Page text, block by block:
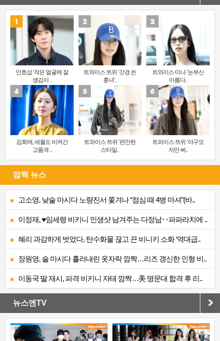
안효섭 ‘작은 얼굴에 잘
생김이 ..
트와이스 쯔위 ‘갓경 쓴
훈녀’..
트와이스 미나 ‘눈부신
아름다..
김희애, 세월도 비켜간
고품격 ..
트와이스 쯔위 ‘편안한
스타일..
트와이스 쯔위 ‘야구모
자만 써..
깜짝 뉴스
고소영, 낮술 마시다 노량진서 쫓겨나 “점심 때 4병 마셔”(바..
이정재, ♥임세령 비키니 인생샷 남겨주는 다정남‥파파라치에 ..
혜리 과감하게 벗었다, 탄수화물 끊고 끈 비니키 소화 ‘역대급..
장원영, 술 마시다 흘러내린 옷자락 깜짝…리즈 갱신한 인형 비..
이동국 딸 재시, 파격 비키니 자태 깜짝…美 명문대 합격 후 리..
뉴스엔TV